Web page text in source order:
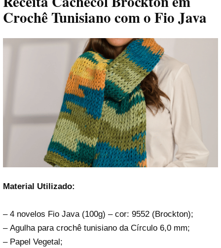
Crochê Tunisiano com o Fio Java
Material Utilizado:
– 4 novelos Fio Java (100g) – cor: 9552 (Brockton);
– Agulha para crochê tunisiano da Círculo 6,0 mm;
– Papel Vegetal;